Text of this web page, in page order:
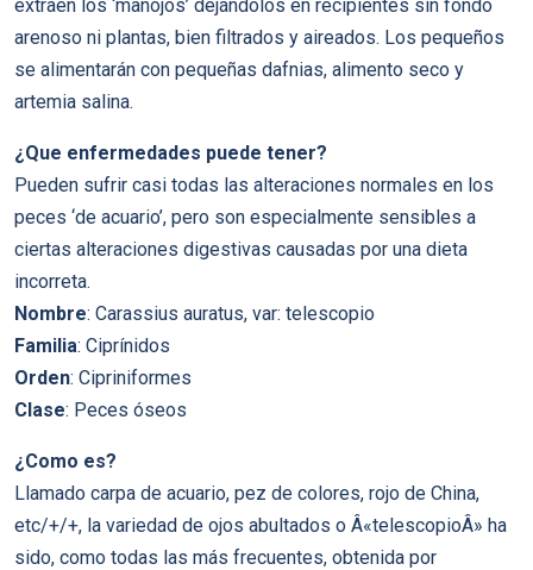
extraen los ‘manojos’ dejándolos en recipientes sin fondo
arenoso ni plantas, bien filtrados y aireados. Los pequeños
se alimentarán con pequeñas dafnias, alimento seco y
artemia salina.
¿Que enfermedades puede tener?
Pueden sufrir casi todas las alteraciones normales en los
peces ‘de acuario’, pero son especialmente sensibles a
ciertas alteraciones digestivas causadas por una dieta
incorreta.
Nombre: Carassius auratus, var: telescopio
Familia: Ciprínidos
Orden: Cipriniformes
Clase: Peces óseos
¿Como es?
Llamado carpa de acuario, pez de colores, rojo de China,
etc/+/+, la variedad de ojos abultados o Â«telescopioÂ» ha
sido, como todas las más frecuentes, obtenida por